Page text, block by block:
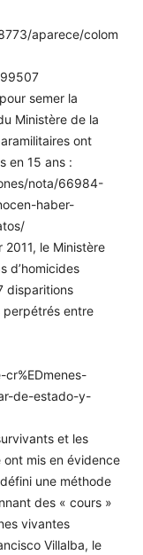
aparece/colom
semer la
Ministère de la
ont
en 15 ans :
nota/66984-
haber-
le Ministère
d’homicides
disparitions
perpétrés entre
de-estado-y-
et les
ont mis en évidence
une méthode
des « cours »
vivantes
Villalba, le